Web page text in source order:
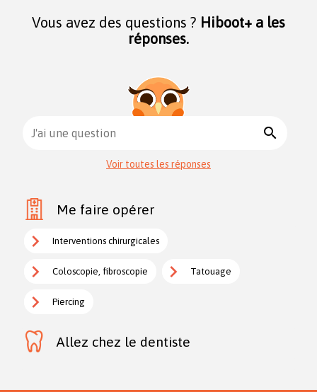
Vous avez des questions ? Hiboot+ a les
réponses.
J'ai une question search
Voir toutes les réponses
Me faire opérer
Interventions chirurgicales
Coloscopie, fibroscopie Tatouage
Piercing
Allez chez le dentiste